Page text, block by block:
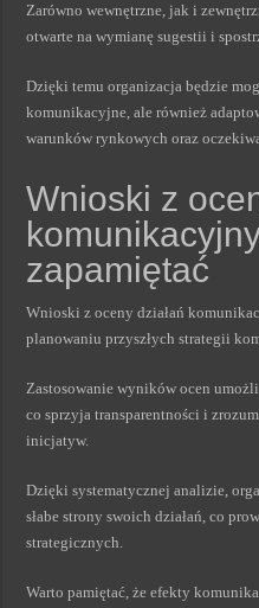
Zarówno wewnętrzne, jak i
otwarte na wymianę sugestii i
Dzięki temu organizacja będzie
komunikacyjne, ale również
warunków rynkowych oraz
Wnioski z
zapamiętać
Wnioski z oceny działań
planowaniu przyszłych strategii
Zastosowanie wyników ocen
co sprzyja transparentności i
inicjatyw.
Dzięki systematycznej analizie,
słabe strony swoich działań, co
strategicznych.
Warto pamiętać, że efekty